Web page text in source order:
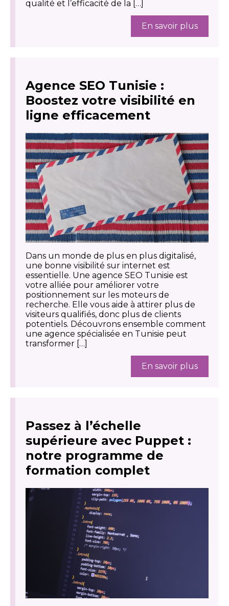
qualité et l’efficacité de la […]
En savoir plus
Agence SEO Tunisie :
Boostez votre visibilité en
ligne efficacement
Dans un monde de plus en plus digitalisé,
une bonne visibilité sur internet est
essentielle. Une agence SEO Tunisie est
votre alliée pour améliorer votre
positionnement sur les moteurs de
recherche. Elle vous aide à attirer plus de
visiteurs qualifiés, donc plus de clients
potentiels. Découvrons ensemble comment
une agence spécialisée en Tunisie peut
transformer […]
En savoir plus
Passez à l’échelle
supérieure avec Puppet :
notre programme de
formation complet